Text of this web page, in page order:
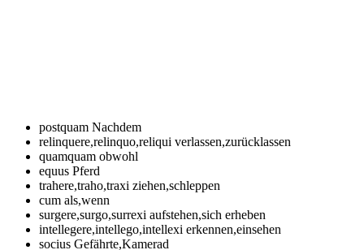
postquam Nachdem
relinquere,relinquo,reliqui verlassen,zurücklassen
quamquam obwohl
equus Pferd
trahere,traho,traxi ziehen,schleppen
cum als,wenn
surgere,surgo,surrexi aufstehen,sich erheben
intellegere,intellego,intellexi erkennen,einsehen
socius Gefährte,Kamerad